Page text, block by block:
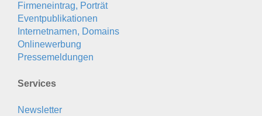
Firmeneintrag, Porträt
Eventpublikationen
Internetnamen, Domains
Onlinewerbung
Pressemeldungen
Services
Newsletter